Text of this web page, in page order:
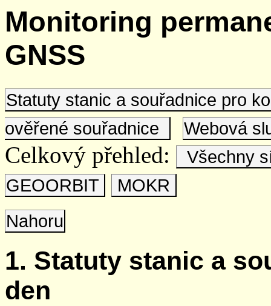
Monitoring
GNSS
Statuty stanic a souřadnice pro
ověřené souřadnice
Webová
Celkový přehled:
Všechny
GEOORBIT
MOKR
Nahoru
1. Statuty stanic a
den